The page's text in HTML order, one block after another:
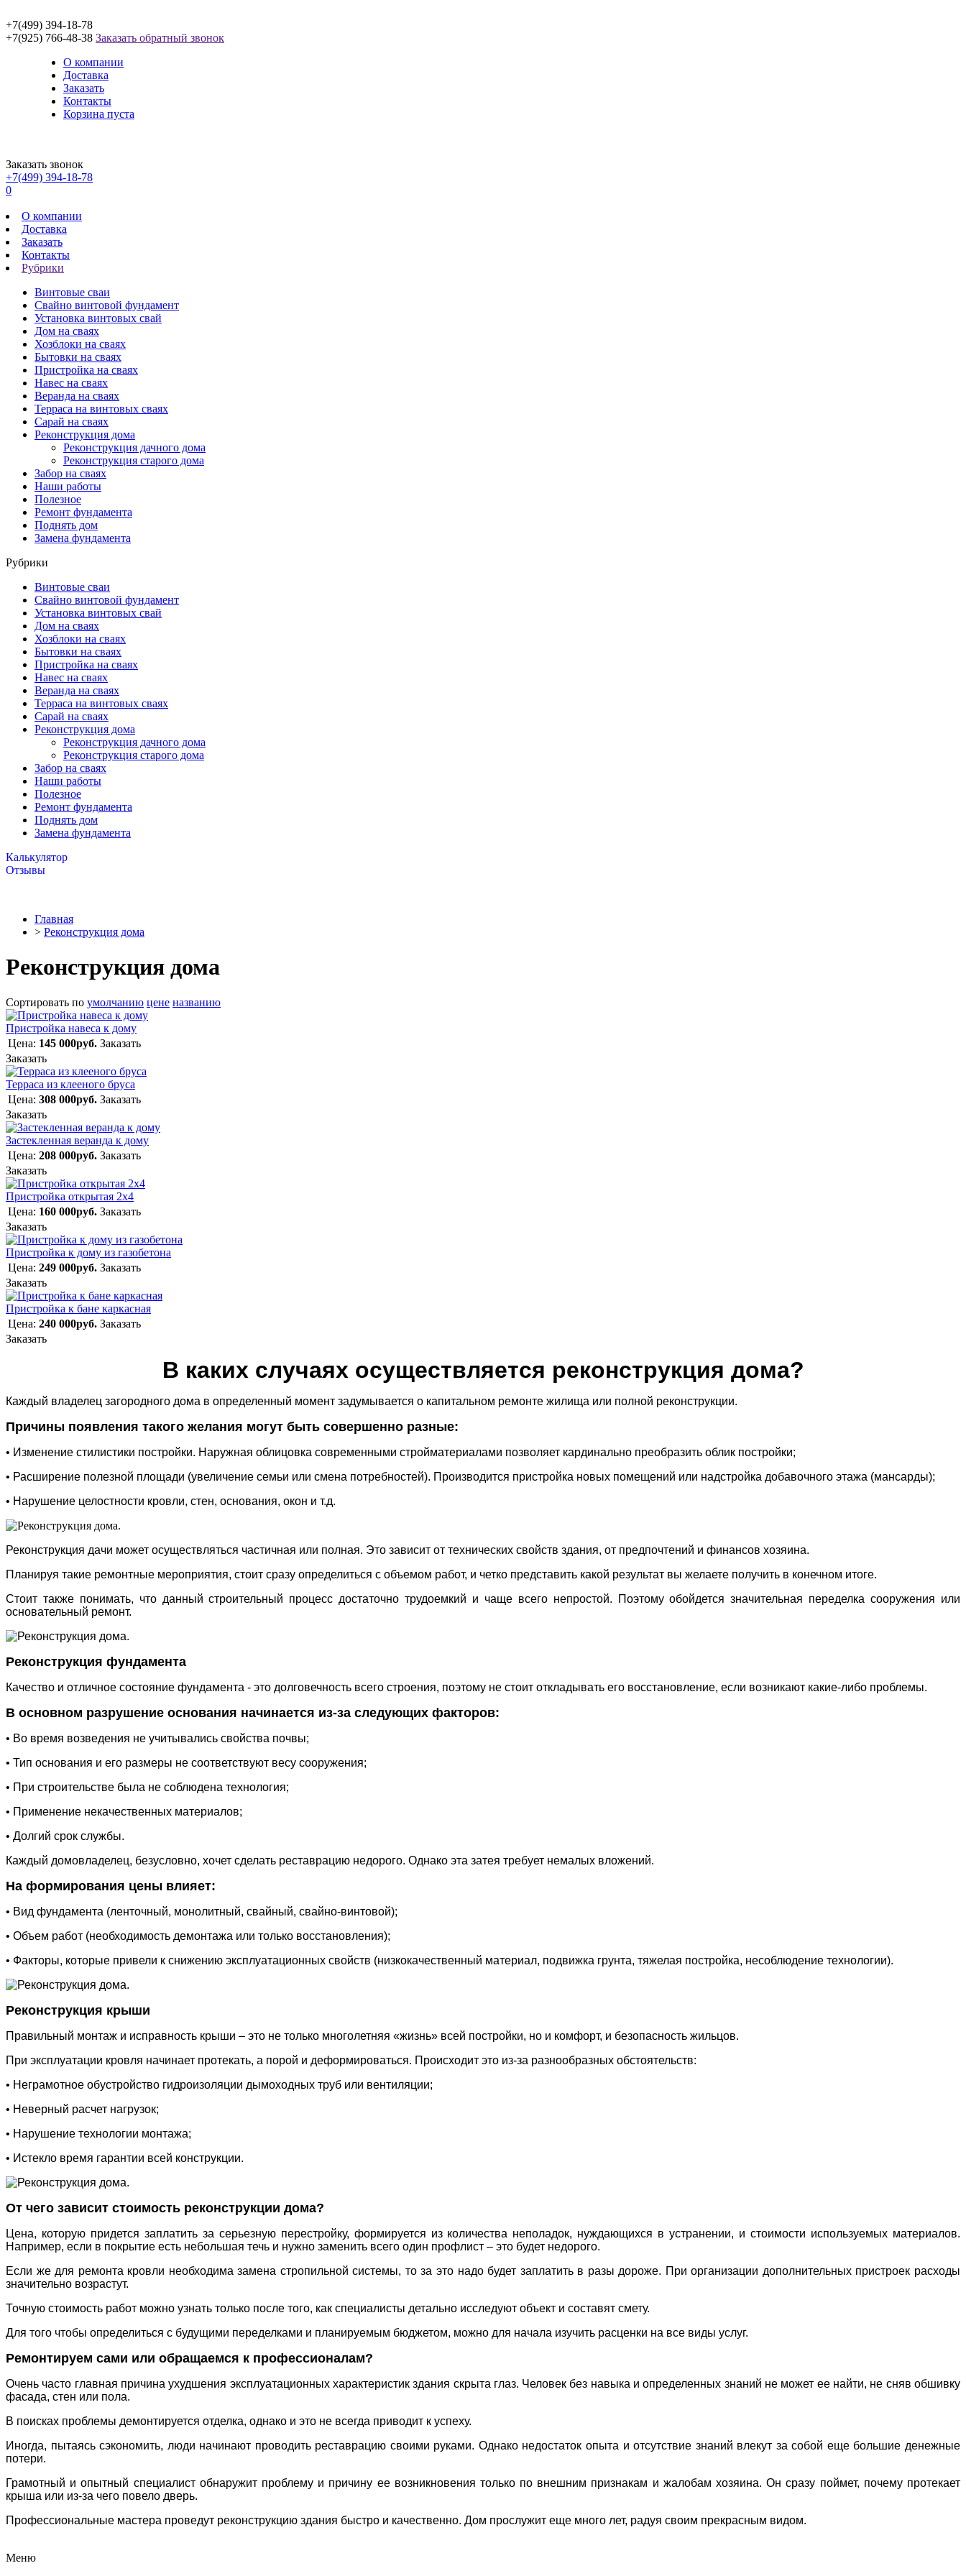
+7(499) 394-18-78
+7(925) 766-48-38 Заказать обратный звонок
О компании
Доставка
Заказать
Контакты
Корзина пуста
Заказать звонок
+7(499) 394-18-78
0
О компании
Доставка
Заказать
Контакты
Рубрики
Винтовые сваи
Свайно винтовой фундамент
Установка винтовых свай
Дом на сваях
Хозблоки на сваях
Бытовки на сваях
Пристройка на сваях
Навес на сваях
Веранда на сваях
Терраса на винтовых сваях
Cарай на сваях
Реконструкция дома
Реконструкция дачного дома
Реконструкция старого дома
Забор на сваях
Наши работы
Полезное
Ремонт фундамента
Поднять дом
Замена фундамента
Рубрики
Винтовые сваи
Свайно винтовой фундамент
Установка винтовых свай
Дом на сваях
Хозблоки на сваях
Бытовки на сваях
Пристройка на сваях
Навес на сваях
Веранда на сваях
Терраса на винтовых сваях
Cарай на сваях
Реконструкция дома
Реконструкция дачного дома
Реконструкция старого дома
Забор на сваях
Наши работы
Полезное
Ремонт фундамента
Поднять дом
Замена фундамента
Калькулятор
Отзывы
Главная
> Реконструкция дома
Реконструкция дома
Сортировать по умолчанию цене названию
Пристройка навеса к дому
Цена: 145 000руб. Заказать
Заказать
Терраса из клееного бруса
Цена: 308 000руб. Заказать
Заказать
Застекленная веранда к дому
Цена: 208 000руб. Заказать
Заказать
Пристройка открытая 2х4
Цена: 160 000руб. Заказать
Заказать
Пристройка к дому из газобетона
Цена: 249 000руб. Заказать
Заказать
Пристройка к бане каркасная
Цена: 240 000руб. Заказать
Заказать
В каких случаях осуществляется реконструкция дома?
Каждый владелец загородного дома в определенный момент задумывается о капитальном ремонте жилища или полной реконструкции.
Причины появления такого желания могут быть совершенно разные:
• Изменение стилистики постройки. Наружная облицовка современными стройматериалами позволяет кардинально преобразить облик постройки;
• Расширение полезной площади (увеличение семьи или смена потребностей). Производится пристройка новых помещений или надстройка добавочного этажа (мансарды);
• Нарушение целостности кровли, стен, основания, окон и т.д.
Реконструкция дачи может осуществляться частичная или полная. Это зависит от технических свойств здания, от предпочтений и финансов хозяина.
Планируя такие ремонтные мероприятия, стоит сразу определиться с объемом работ, и четко представить какой результат вы желаете получить в конечном итоге.
Стоит также понимать, что данный строительный процесс достаточно трудоемкий и чаще всего непростой. Поэтому обойдется значительная переделка сооружения или
основательный ремонт.
Реконструкция фундамента
Качество и отличное состояние фундамента - это долговечность всего строения, поэтому не стоит откладывать его восстановление, если возникают какие-либо проблемы.
В основном разрушение основания начинается из-за следующих факторов:
• Во время возведения не учитывались свойства почвы;
• Тип основания и его размеры не соответствуют весу сооружения;
• При строительстве была не соблюдена технология;
• Применение некачественных материалов;
• Долгий срок службы.
Каждый домовладелец, безусловно, хочет сделать реставрацию недорого. Однако эта затея требует немалых вложений.
На формирования цены влияет:
• Вид фундамента (ленточный, монолитный, свайный, свайно-винтовой);
• Объем работ (необходимость демонтажа или только восстановления);
• Факторы, которые привели к снижению эксплуатационных свойств (низкокачественный материал, подвижка грунта, тяжелая постройка, несоблюдение технологии).
Реконструкция крыши
Правильный монтаж и исправность крыши – это не только многолетняя «жизнь» всей постройки, но и комфорт, и безопасность жильцов.
При эксплуатации кровля начинает протекать, а порой и деформироваться. Происходит это из-за разнообразных обстоятельств:
• Неграмотное обустройство гидроизоляции дымоходных труб или вентиляции;
• Неверный расчет нагрузок;
• Нарушение технологии монтажа;
• Истекло время гарантии всей конструкции.
От чего зависит стоимость реконструкции дома?
Цена, которую придется заплатить за серьезную перестройку, формируется из количества неполадок, нуждающихся в устранении, и стоимости используемых материалов.
Например, если в покрытие есть небольшая течь и нужно заменить всего один профлист – это будет недорого.
Если же для ремонта кровли необходима замена стропильной системы, то за это надо будет заплатить в разы дороже. При организации дополнительных пристроек расходы
значительно возрастут.
Точную стоимость работ можно узнать только после того, как специалисты детально исследуют объект и составят смету.
Для того чтобы определиться с будущими переделками и планируемым бюджетом, можно для начала изучить расценки на все виды услуг.
Ремонтируем сами или обращаемся к профессионалам?
Очень часто главная причина ухудшения эксплуатационных характеристик здания скрыта глаз. Человек без навыка и определенных знаний не может ее найти, не сняв обшивку
фасада, стен или пола.
В поисках проблемы демонтируется отделка, однако и это не всегда приводит к успеху.
Иногда, пытаясь сэкономить, люди начинают проводить реставрацию своими руками. Однако недостаток опыта и отсутствие знаний влекут за собой еще большие денежные
потери.
Грамотный и опытный специалист обнаружит проблему и причину ее возникновения только по внешним признакам и жалобам хозяина. Он сразу поймет, почему протекает
крыша или из-за чего повело дверь.
Профессиональные мастера проведут реконструкцию здания быстро и качественно. Дом прослужит еще много лет, радуя своим прекрасным видом.
Меню